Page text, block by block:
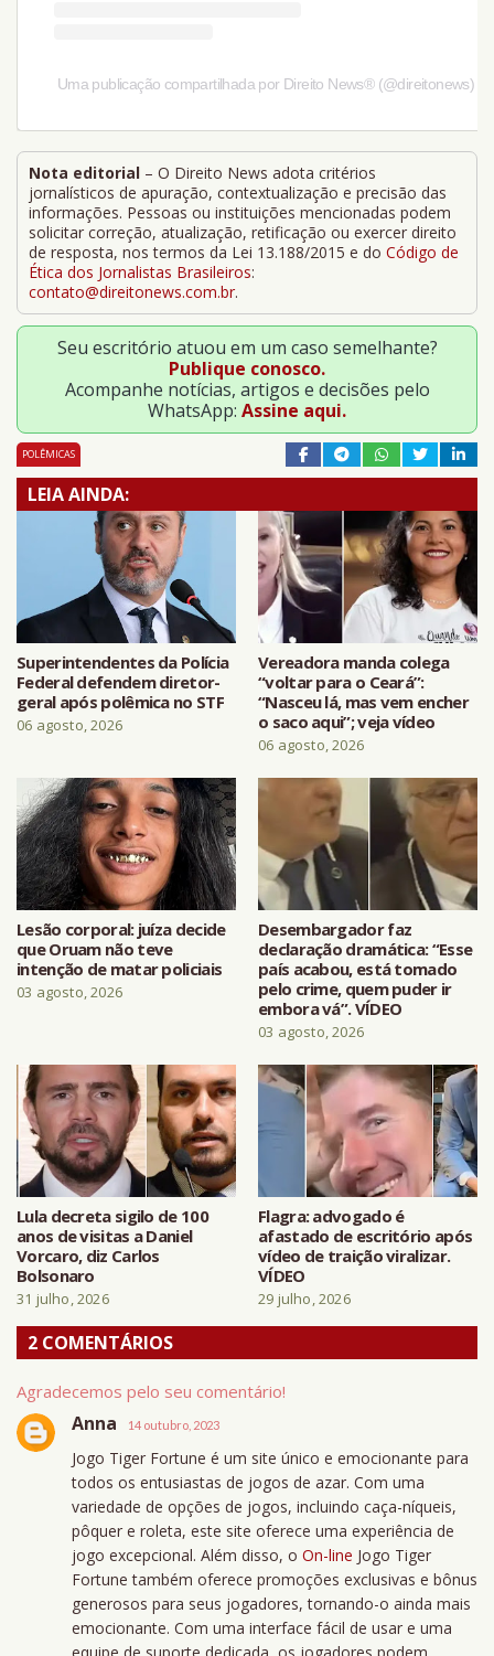
Uma publicação compartilhada por Direito News® (@direitonews)
Nota editorial – O Direito News adota critérios
jornalísticos de apuração, contextualização e precisão das
informações. Pessoas ou instituições mencionadas podem
solicitar correção, atualização, retificação ou exercer direito
de resposta, nos termos da Lei 13.188/2015 e do Código de
Ética dos Jornalistas Brasileiros:
contato@direitonews.com.br.
Seu escritório atuou em um caso semelhante?
Publique conosco.
Acompanhe notícias, artigos e decisões pelo
WhatsApp: Assine aqui.
POLÊMICAS
LEIA AINDA:
Superintendentes da Polícia
Federal defendem diretor-
geral após polêmica no STF
06 agosto, 2026
Vereadora manda colega
“voltar para o Ceará”:
“Nasceu lá, mas vem encher
o saco aqui”; veja vídeo
06 agosto, 2026
Lesão corporal: juíza decide
que Oruam não teve
intenção de matar policiais
03 agosto, 2026
Desembargador faz
declaração dramática: “Esse
país acabou, está tomado
pelo crime, quem puder ir
embora vá”. VÍDEO
03 agosto, 2026
Lula decreta sigilo de 100
anos de visitas a Daniel
Vorcaro, diz Carlos
Bolsonaro
31 julho, 2026
Flagra: advogado é
afastado de escritório após
vídeo de traição viralizar.
VÍDEO
29 julho, 2026
2 COMENTÁRIOS
Agradecemos pelo seu comentário!
Anna 14 outubro, 2023
Jogo Tiger Fortune é um site único e emocionante para
todos os entusiastas de jogos de azar. Com uma
variedade de opções de jogos, incluindo caça-níqueis,
pôquer e roleta, este site oferece uma experiência de
jogo excepcional. Além disso, o On-line Jogo Tiger
Fortune também oferece promoções exclusivas e bônus
generosos para seus jogadores, tornando-o ainda mais
emocionante. Com uma interface fácil de usar e uma